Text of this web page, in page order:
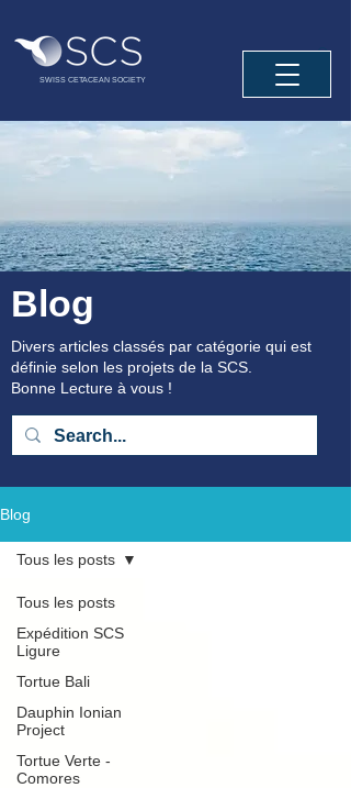
SWISS CETACEAN SOCIETY
Blog
Divers articles classés par catégorie qui est
définie selon les projets de la SCS.
Bonne Lecture à vous !
Blog
Tous les posts
Expédition SCS
Ligure
Tortue Bali
Dauphin Ionian
Project
Tortue Verte -
Comores
Tous les posts